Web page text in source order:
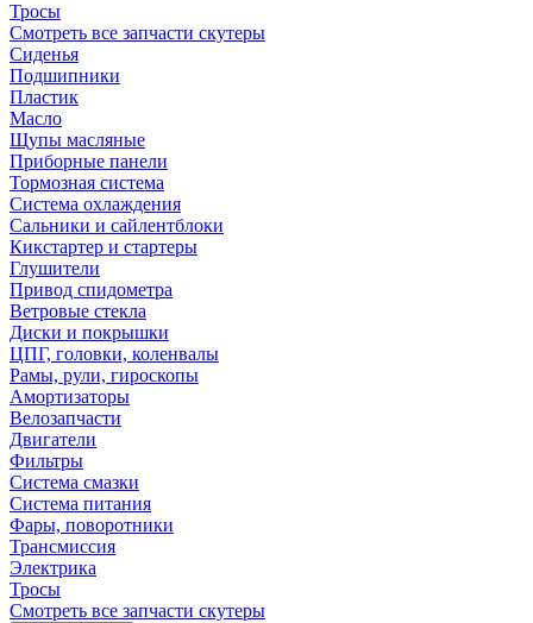
Тросы
Смотреть все запчасти скутеры
Сиденья
Подшипники
Пластик
Масло
Щупы масляные
Приборные панели
Тормозная система
Система охлаждения
Сальники и сайлентблоки
Кикстартер и стартеры
Глушители
Привод спидометра
Ветровые стекла
Диски и покрышки
ЦПГ, головки, коленвалы
Рамы, рули, гироскопы
Амортизаторы
Велозапчасти
Двигатели
Фильтры
Система смазки
Система питания
Фары, поворотники
Трансмиссия
Электрика
Тросы
Смотреть все запчасти скутеры